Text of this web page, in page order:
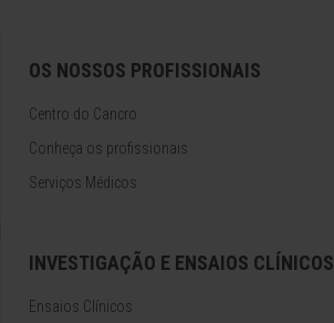
OS NOSSOS PROFISSIONAIS
Centro do Cancro
Conheça os profissionais
Serviços Médicos
INVESTIGAÇÃO E ENSAIOS CLÍNICOS
Ensaios Clínicos